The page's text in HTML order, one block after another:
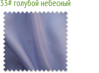
33# голубой небесный